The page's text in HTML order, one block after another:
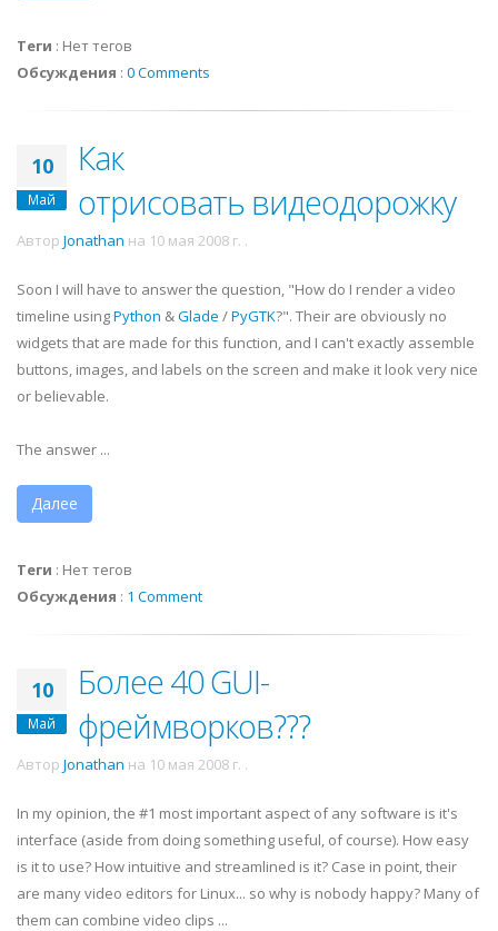
Теги : Нет тегов
Обсуждения : 0 Comments
10
Май
Как
отрисовать видеодорожку
Автор Jonathan на 10 мая 2008 г. .
Soon I will have to answer the question, "How do I render a video
timeline usingPython &Glade /PyGTK?". Their are obviously no
widgets that are made for this function, and I can't exactly assemble
buttons, images, and labels on the screen and make it look very nice
or believable.
The answer ...
Далее
Теги : Нет тегов
Обсуждения : 1 Comment
10
Май
Более 40 GUI-
фреймворков???
Автор Jonathan на 10 мая 2008 г. .
In my opinion, the #1 most important aspect of any software is it's
interface (aside from doing something useful, of course). How easy
is it to use? How intuitive and streamlined is it? Case in point, their
are many video editors for Linux... so why is nobody happy? Many of
them can combine video clips ...